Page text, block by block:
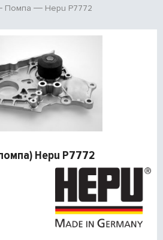
Помпа Hepu P7772
Hepu P7772